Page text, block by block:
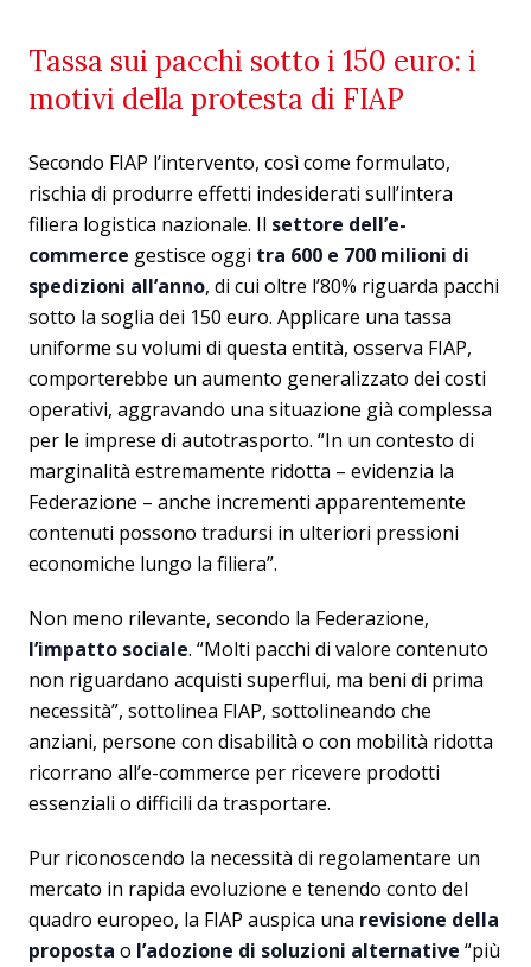
Tassa sui pacchi sotto i 150 euro: i
motivi della protesta di FIAP
Secondo FIAP l’intervento, così come formulato,
rischia di produrre effetti indesiderati sull’intera
filiera logistica nazionale. Il settore dell’e-
commerce gestisce oggi tra 600 e 700 milioni di
spedizioni all’anno, di cui oltre l’80% riguarda pacchi
sotto la soglia dei 150 euro. Applicare una tassa
uniforme su volumi di questa entità, osserva FIAP,
comporterebbe un aumento generalizzato dei costi
operativi, aggravando una situazione già complessa
per le imprese di autotrasporto. “In un contesto di
marginalità estremamente ridotta – evidenzia la
Federazione – anche incrementi apparentemente
contenuti possono tradursi in ulteriori pressioni
economiche lungo la filiera”.
Non meno rilevante, secondo la Federazione,
l’impatto sociale. “Molti pacchi di valore contenuto
non riguardano acquisti superflui, ma beni di prima
necessità”, sottolinea FIAP, sottolineando che
anziani, persone con disabilità o con mobilità ridotta
ricorrano all’e-commerce per ricevere prodotti
essenziali o difficili da trasportare.
Pur riconoscendo la necessità di regolamentare un
mercato in rapida evoluzione e tenendo conto del
quadro europeo, la FIAP auspica una revisione della
proposta o l’adozione di soluzioni alternative “più